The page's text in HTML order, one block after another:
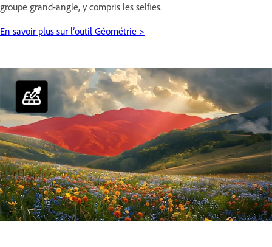
groupe grand-angle, y compris les selfies.
En savoir plus sur l’outil Géométrie >